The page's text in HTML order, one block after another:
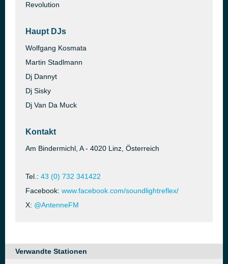
Revolution
Haupt DJs
Wolfgang Kosmata
Martin Stadlmann
Dj Dannyt
Dj Sisky
Dj Van Da Muck
Kontakt
Am Bindermichl, A - 4020 Linz, Österreich
Tel.: 43 (0) 732 341422
Facebook: www.facebook.com/soundlightreflex/
X: @AntenneFM
Verwandte Stationen